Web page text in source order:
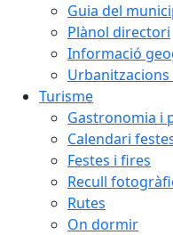
Guia del
Plànol directori
Informació
Urbanitzacions
Turisme
Gastronomia i
Calendari
Festes i fires
Recull
Rutes
On dormir